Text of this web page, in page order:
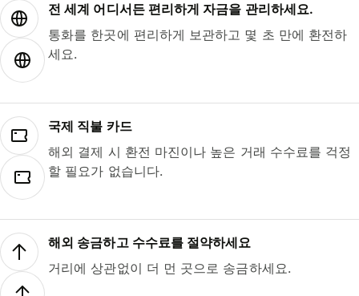
전 세계 어디서든 편리하게 자금을 관리하세요.
통화를 한곳에 편리하게 보관하고 몇 초 만에 환전하
세요.
국제 직불 카드
해외 결제 시 환전 마진이나 높은 거래 수수료를 걱정
할 필요가 없습니다.
해외 송금하고 수수료를 절약하세요
거리에 상관없이 더 먼 곳으로 송금하세요.